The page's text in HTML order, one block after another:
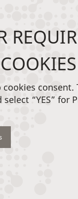
consent.
“YES” for